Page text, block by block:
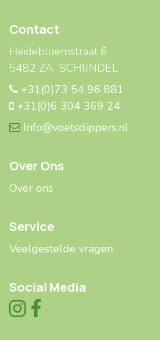
Contact
Heidebloemstraat 6
5482 ZA SCHIJNDEL
+31(0)73 54 96 881
+31(0)6 304 369 24
Info@voetsdippers.nl
Over Ons
Over ons
Service
Veelgestelde ​​vragen
Social Media